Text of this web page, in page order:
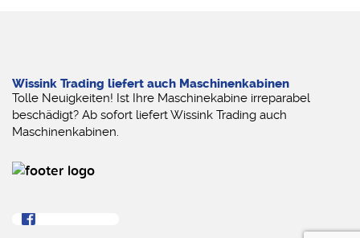
Wissink Trading liefert auch Maschinenkabinen
Tolle Neuigkeiten! Ist Ihre Maschinekabine irreparabel
beschädigt? Ab sofort liefert Wissink Trading auch
Maschinenkabinen.